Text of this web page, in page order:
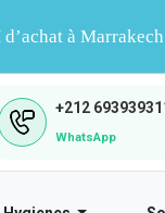
à Marrakech
+212
WhatsApp